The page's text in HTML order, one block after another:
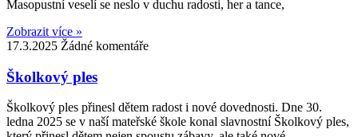
Masopustní veselí se neslo v duchu radosti, her a tance,
Zobrazit více »
17.3.2025 Žádné komentáře
Školkový ples
Školkový ples přinesl dětem radost i nové dovednosti. Dne 30.
ledna 2025 se v naší mateřské škole konal slavnostní Školkový ples,